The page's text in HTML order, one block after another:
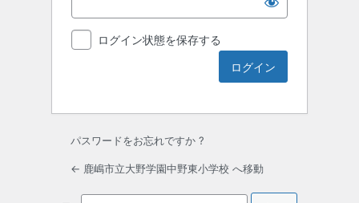
ログイン状態を保存する
パスワードをお忘れですか ?
← 鹿嶋市立大野学園中野東小学校 へ移動